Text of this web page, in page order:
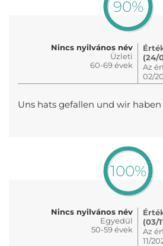
90%
Nincs nyilvános név
Üzleti
60-69 évek
(24/
Az
02/
Uns hats gefallen und wir
100%
Nincs nyilvános név
Egyedül
50-59 évek
(03/
Az
11/